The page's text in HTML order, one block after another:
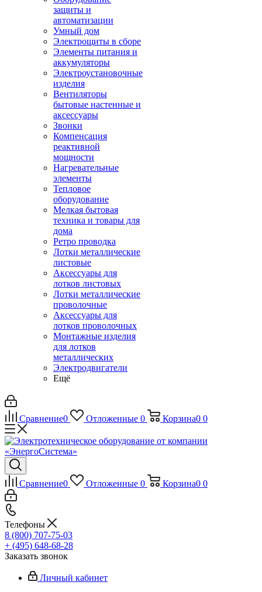
защиты и
автоматизации
Умный дом
Электрощиты в сборе
Элементы питания и
аккумуляторы
Электроустановочные
изделия
Вентиляторы
бытовые настенные и
аксессуары
Звонки
Компенсация
реактивной
мощности
Нагревательные
элементы
Тепловое
оборудование
Мелкая бытовая
техника и товары для
дома
Ретро проводка
Лотки металлические
листовые
Аксессуары для
лотков листовых
Лотки металлические
проволочные
Аксессуары для
лотков проволочных
Монтажные изделия
для лотков
металлических
Электродвигатели
Ещё
Сравнение0 Отложенные 0 Корзина0 0
Сравнение0 Отложенные 0 Корзина0 0
Телефоны
8 (800) 707-75-03
+ (495) 648-68-28
Заказать звонок
Личный кабинет